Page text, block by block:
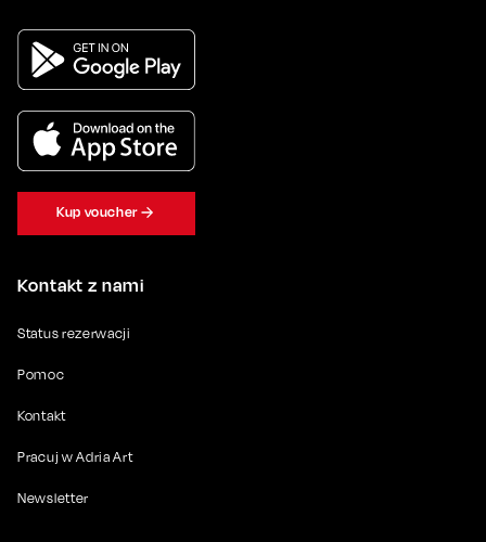
Kontakt z nami
Status rezerwacji
Pomoc
Kontakt
Pracuj w Adria Art
Newsletter
Kup voucher